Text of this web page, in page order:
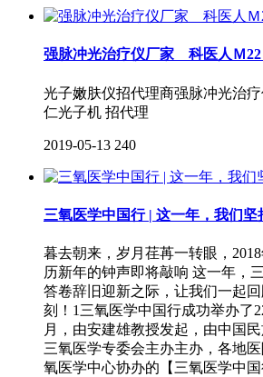
强脉冲光治疗仪厂家 科医人Ｍ
光子嫩肤仪招代理商强脉冲光治
仁光子机 招代理
2019-05-13 240
三氧医学中国行 | 这一年，我们
暮去朝来，岁月荏苒一转眼，
历新年的钟声即将敲响 这一年，
答卷辞旧迎新之际，让我们一起
刻！1三氧医学中国行成功举办了
月，由安建雄教授发起，由中国
三氧医学专委会主办主办，各地
氧医学中心协办的【三氧医学中国